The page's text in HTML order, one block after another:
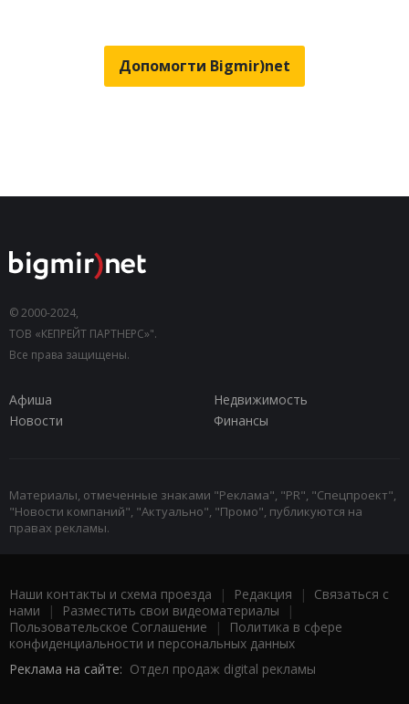
Допомогти Bigmir)net
© 2000-2024,
ТОВ «КЕПРЕЙТ ПАРТНЕРС»".
Все права защищены.
Афиша
Недвижимость
Новости
Финансы
Материалы, отмеченные знаками "Реклама", "PR", "Спецпроект",
"Новости компаний", "Актуально", "Промо", публикуются на
правах рекламы.
Наши контакты и схема проезда | Редакция | Связаться с
нами | Разместить свои видеоматериалы |
Пользовательское Соглашение |
Политика в сфере
конфиденциальности и персональных данных
Реклама на сайте: Отдел продаж digital рекламы